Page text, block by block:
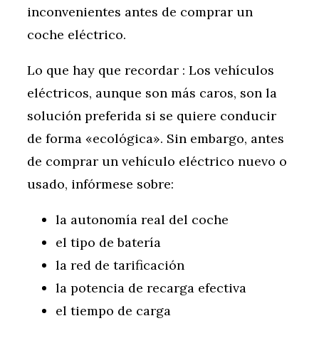
inconvenientes antes de comprar un
coche eléctrico.
Lo que hay que recordar : Los vehículos
eléctricos, aunque son más caros, son la
solución preferida si se quiere conducir
de forma «ecológica». Sin embargo, antes
de comprar un vehículo eléctrico nuevo o
usado, infórmese sobre:
la autonomía real del coche
el tipo de batería
la red de tarificación
la potencia de recarga efectiva
el tiempo de carga